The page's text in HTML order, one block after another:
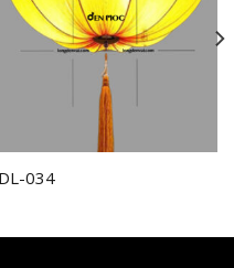
wishlist
DL-034